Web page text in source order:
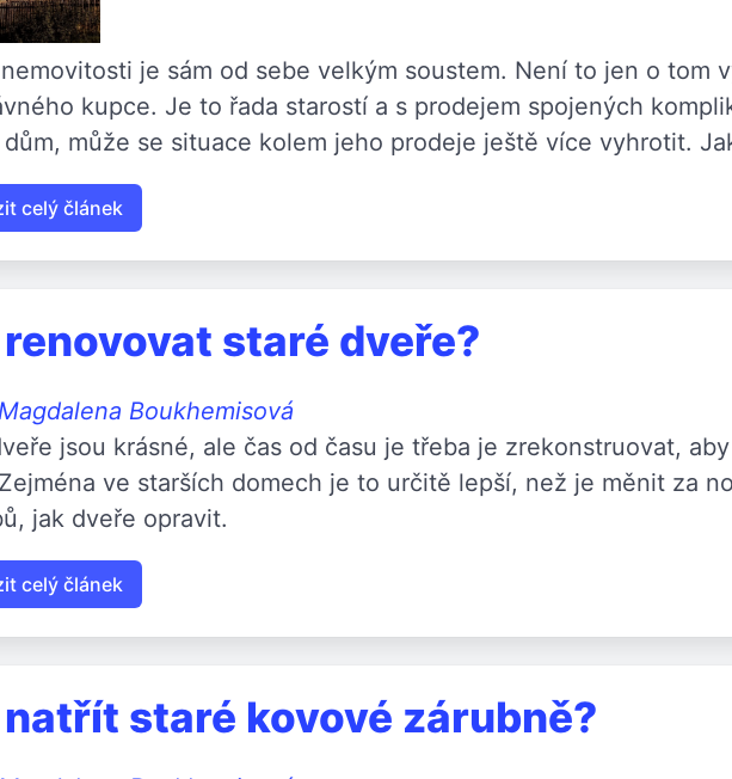
je sám od sebe velkým soustem. Není to jen o tom
kupce. Je to řada starostí a s prodejem spojených
může se situace kolem jeho prodeje ještě více vyhrotit.
celý článek
staré dveře?
Magdalena Boukhemisová
jsou krásné, ale čas od času je třeba je zrekonstruovat,
ve starších domech je to určitě lepší, než je měnit za
jak dveře opravit.
celý článek
staré kovové zárubně?